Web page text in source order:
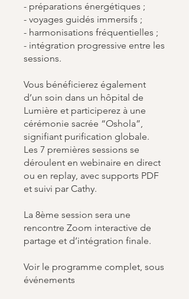
- préparations énergétiques ;
- voyages guidés immersifs ;
- harmonisations fréquentielles ;
- intégration progressive entre les
sessions.
Vous bénéficierez également
d’un soin dans un hôpital de
Lumière et participerez à une
cérémonie sacrée “Oshola”,
signifiant purification globale.
Les 7 premières sessions se
déroulent en webinaire en direct
ou en replay, avec supports PDF
et suivi par Cathy.
La 8ème session sera une
rencontre Zoom interactive de
partage et d’intégration finale.
Voir le programme complet, sous
événements